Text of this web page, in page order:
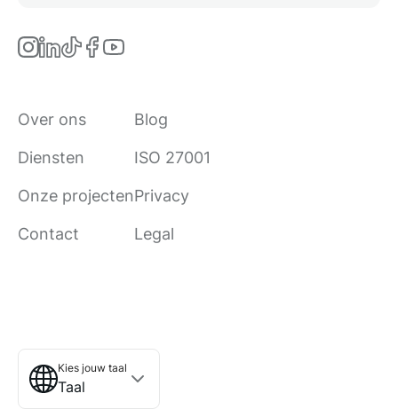
Over ons
Diensten
Onze projecten
Contact
Blog
ISO 27001
Privacy
Legal
Kies jouw taal
Taal